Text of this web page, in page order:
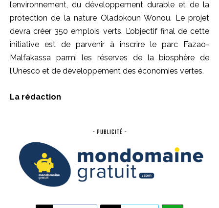
l’environnement, du développement durable et de la
protection de la nature Oladokoun Wonou. Le projet
devra créer 350 emplois verts. L’objectif final de cette
initiative est de parvenir à inscrire le parc Fazao-
Malfakassa parmi les réserves de la biosphère de
l’Unesco et de développement des économies vertes.
La rédaction
- PUBLICITÉ -